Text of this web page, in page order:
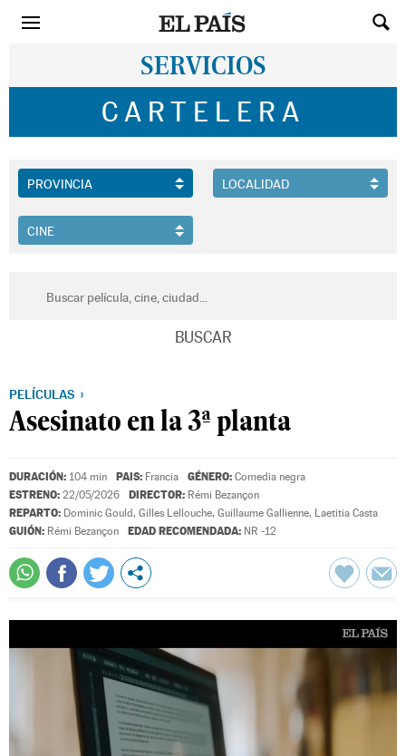
SERVICIOS
CARTELERA
PELÍCULAS
Asesinato en la 3ª planta
DURACIÓN: 104 min PAIS: Francia GÉNERO: Comedia negra
ESTRENO: 22/05/2026 DIRECTOR: Rémi Bezançon
REPARTO: Dominic Gould, Gilles Lellouche, Guillaume Gallienne, Laetitia Casta
GUIÓN: Rémi Bezançon EDAD RECOMENDADA: NR -12